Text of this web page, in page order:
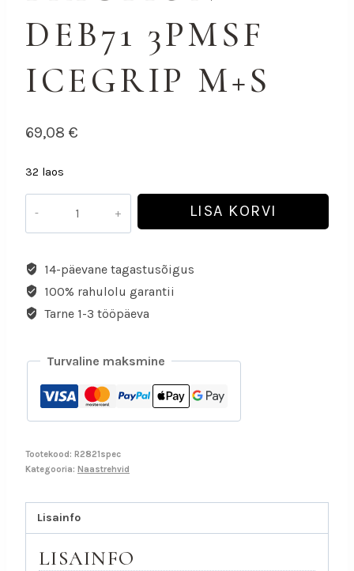
DEB71 3PMSF
ICEGRIP M+S
69,08 €
32 laos
LISA KORVI
14-päevane tagastusõigus
100% rahulolu garantii
Tarne 1-3 tööpäeva
Turvaline maksmine
Tootekood: R2821spec
Kategooria: Naastrehvid
Lisainfo
LISAINFO